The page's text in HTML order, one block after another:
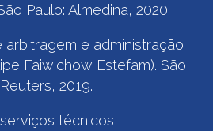
Paulo: Almedina, 2020.
arbitragem e administração
Faiwichow Estefam). São
2019.
técnicos